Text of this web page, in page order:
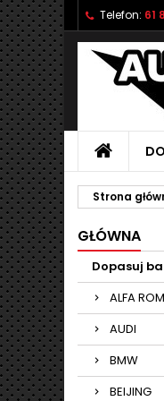
Telefon: 61
Strona
GŁÓWNA
Dopasuj
ALFA
AUDI
BMW
BEIJING